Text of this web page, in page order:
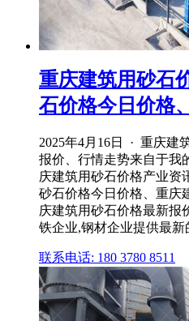
重庆建筑用砂石
石价格今日价格
2025年4月16日 · 重庆建
报价、行情走势来自于我
庆建筑用砂石价格产业资
砂石价格今日价格、重庆
庆建筑用砂石价格最新报
铁企业,钢材企业提供最新
联系电话: 180 3780 8511